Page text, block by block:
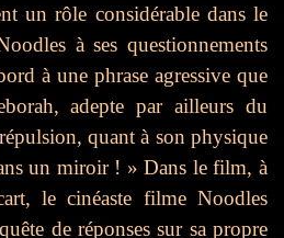
un rôle considérable dans le
à ses questionnements
à une phrase agressive que
adepte par ailleurs du
quant à son physique
un miroir ! » Dans le film, à
le cinéaste filme Noodles
de réponses sur sa propre